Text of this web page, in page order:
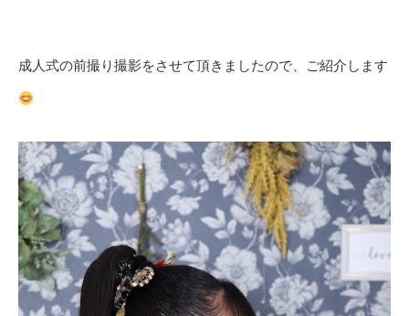
成人式の前撮り撮影をさせて頂きましたので、ご紹介します